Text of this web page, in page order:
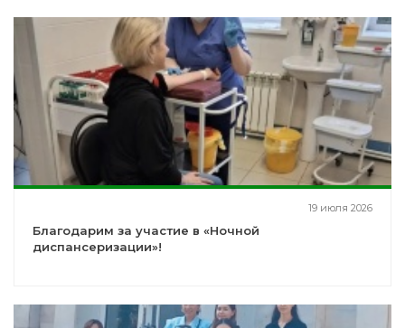
19 июля 2026
Благодарим за участие в «Ночной
диспансеризации»!